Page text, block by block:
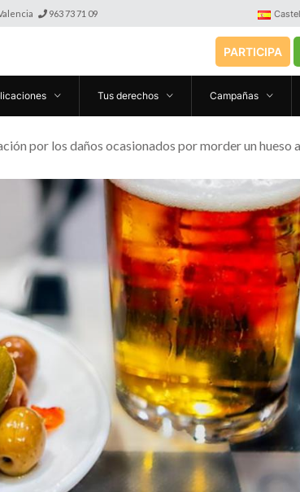
963 73 71 09
PARTICIPA
Tus derechos Campañas
por los daños ocasionados por morder un hueso